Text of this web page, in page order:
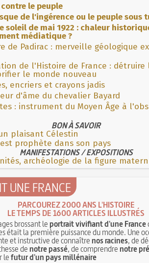
le peuple
de l'ingérence ou le peuple sous
soleil de mai 1922 : chaleur
médiatique ?
de Padirac : merveille géologique
de l'Histoire de France : détruire
le monde nouveau
encriers et crayons jadis
d'âme du chevalier Bayard
: instrument du Moyen Âge à
BON À SAVOIR
plaisant Célestin
prophète dans son pays
MANIFESTATIONS / EXPOSITIONS
archéologie de la figure
UNE FRANCE
PARCOUREZ 2000 ANS L'HISTOIRE
LE TEMPS DE 1600 ARTICLES ILLUSTRÉS
brossant leportrait vivifiant d'une France
était la première puissance du monde. Une
et instructive de connaîtrenos racines, de
denotre passé, de comprendrenotre
lefutur d'un pays millénaire